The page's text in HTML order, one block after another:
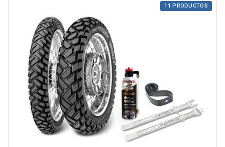
11 PRODUCTOS